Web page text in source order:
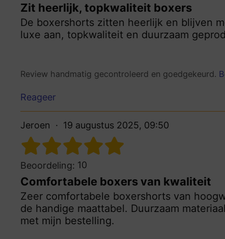
Zit heerlijk, topkwaliteit boxers
De boxershorts zitten heerlijk en blijven
luxe aan, topkwaliteit en duurzaam
Review handmatig gecontroleerd en goedgekeurd.
Reageer
Jeroen 19 augustus 2025, 09:50
Beoordeling: 10
Comfortabele boxers van kwaliteit
Zeer comfortabele boxershorts van
de handige maattabel. Duurzaam
met mijn bestelling.